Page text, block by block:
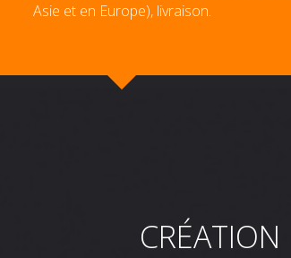
Asie et en Europe), livraison.
CRÉATION